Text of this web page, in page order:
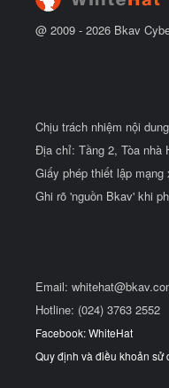
@ 2009 - 2026 Bkav
Chịu trách nhiệm nội
Địa chỉ: Tầng 2, Tòa nhà
Giấy phép thiết lập
Ghi rõ 'nguồn Bkav' khi
Email:
Hotline: (024) 3763 2552
Facebook: WhiteHat
Quy định và điều khoản sử